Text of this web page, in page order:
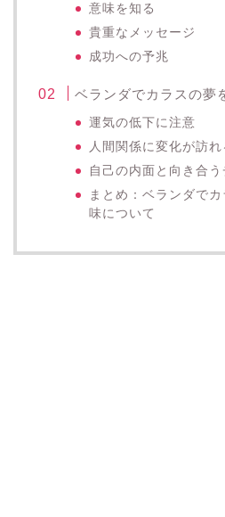
意味を知る
貴重なメッセージ
成功への予兆
ベランダでカラスの夢
運気の低下に注意
人間関係に変化が訪れ
自己の内面と向き合
まとめ：ベランダで
味について